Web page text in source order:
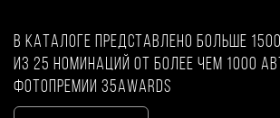
В каталоге представлено больше
из 25 номинаций от более чем 1000
фотопремии 35AWARDS